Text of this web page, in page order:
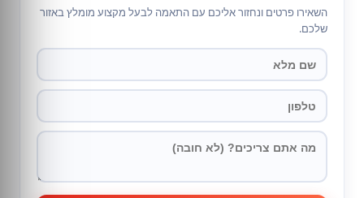
השאירו פרטים ונחזור אליכם עם התאמה לבעל מקצוע מומלץ באזור
שלכם.